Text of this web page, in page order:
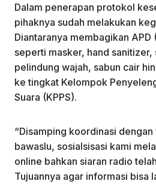
Dalam penerapan protokol
pihaknya sudah melakukan
Diantaranya membagikan APD
seperti masker, hand sanitizer,
pelindung wajah, sabun cair
ke tingkat Kelompok
Suara (KPPS).
“Disamping koordinasi
bawaslu, sosialsisasi kami
online bahkan siaran radio
Tujuannya agar informasi bisa